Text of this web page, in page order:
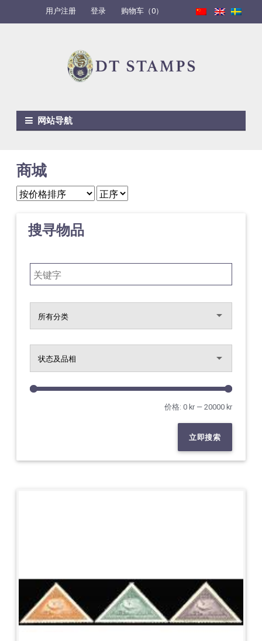
用户注册 登录 购物车（0）
网站导航
商城
搜寻物品
Search for:
价格: 0 kr— 20000 kr